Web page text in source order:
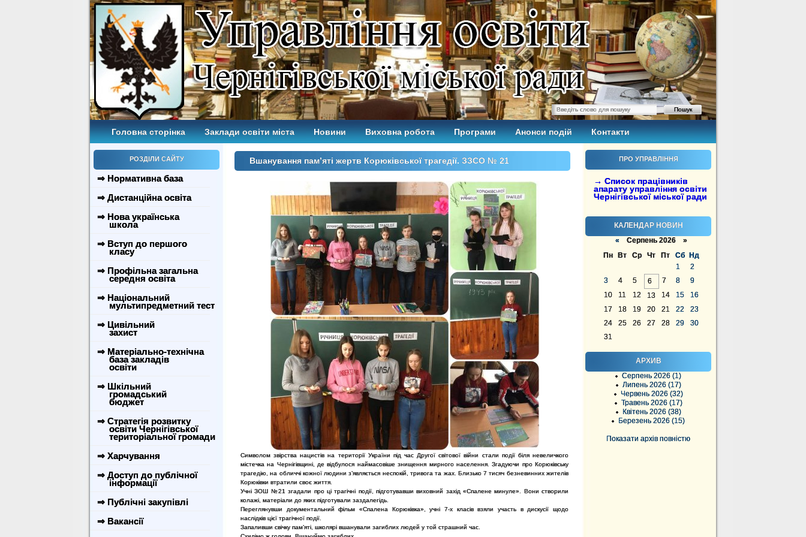
Головна сторінка Заклади освіти міста Новини Виховна робота Програми Анонси подій Контакти
РОЗДІЛИ САЙТУ
⇒ Нормативна база
⇒ Дистанційна освіта
⇒ Нова українська
школа
⇒ Вступ до першого
класу
⇒ Профільна загальна
середня освіта
⇒ Національний
мультипредметний тест
⇒ Цивільний
захист
⇒ Матеріально-технічна
база закладів
освіти
⇒ Шкільний
громадський
бюджет
⇒ Стратегія розвитку
освіти Чернігівської
територіальної громади
⇒ Харчування
⇒ Доступ до публічної
інформації
⇒ Публічні закупівлі
⇒ Вакансії
ПРО УПРАВЛІННЯ
→ Список працівників
апарату управління освіти
Чернігівської міської ради
КАЛЕНДАР НОВИН
« Серпень 2026 »
Пн
Вт Ср Чт Пт Сб
Нд
1
2
3
4 5 6 7 8
9
10
11 12 13 14 15
16
17
18 19 20 21 22
23
24
25 26 27 28 29
30
31
АРХИВ
Серпень 2026 (1)
Липень 2026 (17)
Червень 2026 (32)
Травень 2026 (17)
Квітень 2026 (38)
Березень 2026 (15)
Показати архів повністю
Вшанування пам’яті жертв Корюківської трагедії. ЗЗСО № 21
Символом звірства нацистів на території України під час Другої світової війни стали події біля невеличкого
містечка на Чернігівщині, де відбулося наймасовіше знищення мирного населення. Згадуючи про Корюківську
трагедію, на обличчі кожної людини з’являється неспокій, тривога та жах. Близько 7 тисяч безневинних жителів
Корюківки втратили своє життя.
Учні ЗОШ №21 згадали про ці трагічні події, підготувавши виховний захід «Спалене минуле». Вони створили
колажі, матеріали до яких підготували заздалегідь.
Переглянувши документальний фільм «Спалена Корюківка», учні 7-х класів взяли участь в дискусії щодо
наслідків цієї трагічної події.
Запаливши свічку пам’яті, школярі вшанували загиблих людей у той страшний час.